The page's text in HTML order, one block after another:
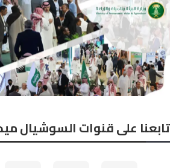
تابعنا على قنوات السوشيال